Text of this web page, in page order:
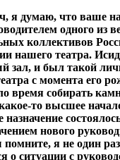
я думаю, что ваше
одного из
коллективов
нашего театра.
зал, и был такой
с момента его
время собирать
то высшее
нового
я не один раз
о ситуации с